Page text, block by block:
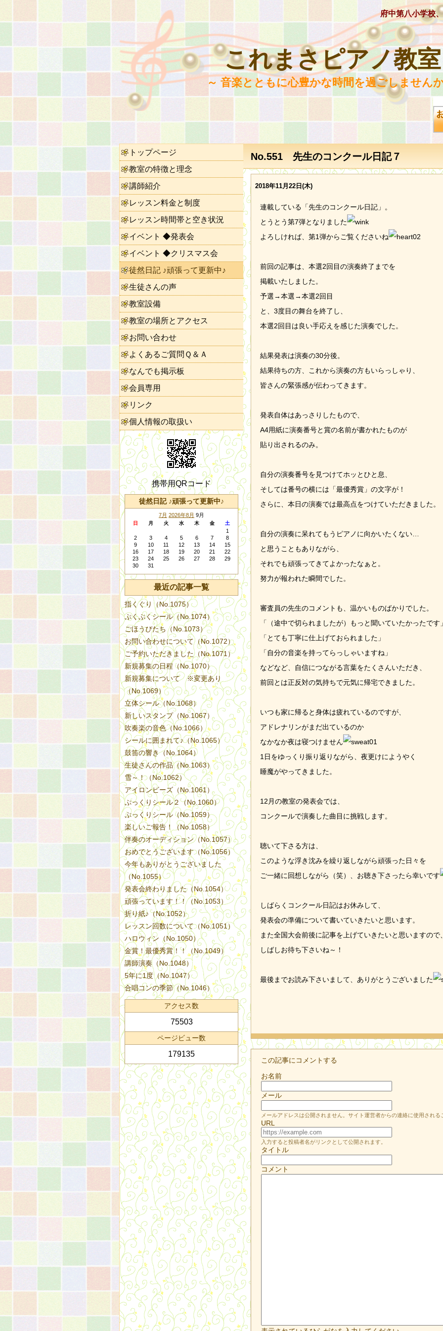
府中第八小学校
これまさピアノ教室
～ 音楽とともに心豊かな時間を過ごしません
No.551 先生のコンクール日記７
2018年11月22日(木)
連載している「先生のコンクール日記」。
とうとう第7弾となりました
よろしければ、第1弾からご覧くださいね
前回の記事は、本選2回目の演奏終了までを
掲載いたしました。
予選→本選→本選2回目
と、3度目の舞台を終了し、
本選2回目は良い手応えを感じた演奏でした。
結果発表は演奏の30分後。
結果待ちの方、これから演奏の方もいらっしゃり、
皆さんの緊張感が伝わってきます。
発表自体はあっさりしたもので、
A4用紙に演奏番号と賞の名前が書かれたものが
貼り出されるのみ。
自分の演奏番号を見つけてホッとひと息、
そしては番号の横には「最優秀賞」の文字が！
さらに、本日の演奏では最高点をつけていただきました。
自分の演奏に呆れてもうピアノに向かいたくない…
と思うこともありながら、
それでも頑張ってきてよかったなぁと。
努力が報われた瞬間でした。
審査員の先生のコメントも、温かいものばかりでした。
「（途中で切られましたが）もっと聞いていたかったです
「とても丁寧に仕上げておられました」
「自分の音楽を持ってらっしゃいますね」
などなど、自信につながる言葉をたくさんいただき、
前回とは正反対の気持ちで元気に帰宅できました。
いつも家に帰ると身体は疲れているのですが、
アドレナリンがまだ出ているのか
なかなか夜は寝つけません
1日をゆっくり振り返りながら、夜更けにようやく
睡魔がやってきました。
12月の教室の発表会では、
コンクールで演奏した曲目に挑戦します。
聴いて下さる方は、
このような浮き沈みを繰り返しながら頑張った日々を
ご一緒に回想しながら（笑）、お聴き下さったら幸いです
しばらくコンクール日記はお休みして、
発表会の準備について書いていきたいと思います。
また全国大会前後に記事を上げていきたいと思いますので
しばしお待ち下さいね～！
最後までお読み下さいまして、ありがとうございました
この記事にコメントする
お名前
メール
メールアドレスは公開されません。サイト運営者からの連絡に使用される
URL
入力すると投稿者名がリンクとして公開されます。
タイトル
コメント
トップページ
教室の特徴と理念
講師紹介
レッスン料金と制度
レッスン時間帯と空き状況
イベント ◆発表会
イベント ◆クリスマス会
徒然日記 ♪頑張って更新中♪
生徒さんの声
教室設備
教室の場所とアクセス
お問い合わせ
よくあるご質問Ｑ＆Ａ
なんでも掲示板
会員専用
リンク
個人情報の取扱い
携帯用QRコード
徒然日記 ♪頑張って更新中♪
7月 2026年8月 9月
日 月 火 水 木 金 土
1
2
3 4 5 6 7
8
9
10 11 12 13 14
15
16
17 18 19 20 21
22
23
24 25 26 27 28
29
30
31
最近の記事一覧
指くぐり（No.1075）
ぷくぷくシール（No.1074）
ごほうびたち（No.1073）
お問い合わせについて（No.1072）
ご予約いただきました（No.1071）
新規募集の日程（No.1070）
新規募集について ※変更あり
（No.1069）
立体シール（No.1068）
新しいスタンプ（No.1067）
吹奏楽の音色（No.1066）
シールに囲まれて♪（No.1065）
鼓笛の響き（No.1064）
生徒さんの作品（No.1063）
雪～！（No.1062）
アイロンビーズ（No.1061）
ぷっくりシール２（No.1060）
ぷっくりシール（No.1059）
楽しいご報告！（No.1058）
伴奏のオーディション（No.1057）
おめでとうございます（No.1056）
今年もありがとうございました
（No.1055）
発表会終わりました（No.1054）
頑張っています！！（No.1053）
折り紙♪（No.1052）
レッスン回数について（No.1051）
ハロウィン（No.1050）
金賞！最優秀賞！！（No.1049）
講師演奏（No.1048）
5年に1度（No.1047）
合唱コンの季節（No.1046）
アクセス数
75503
ページビュー数
179135